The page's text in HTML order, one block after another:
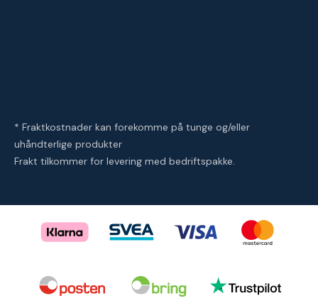
* Fraktkostnader kan forekomme på tunge og/eller
uhåndterlige produkter
Frakt tilkommer for levering med bedriftspakke.